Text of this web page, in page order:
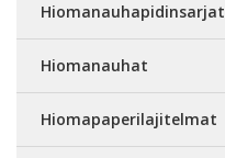
Hiomanauhapidinsarjat
Hiomanauhat
Hiomapaperilajitelmat